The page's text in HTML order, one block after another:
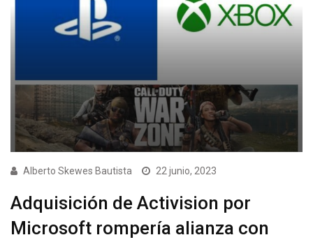
Alberto Skewes Bautista 22 junio, 2023
Adquisición de Activision por
Microsoft rompería alianza con